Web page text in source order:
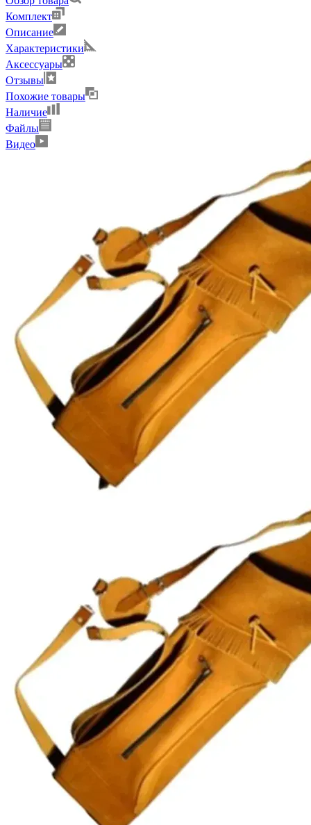
Комплект
Описание
Характеристики
Аксессуары
Отзывы
Похожие товары
Наличие
Файлы
Видео